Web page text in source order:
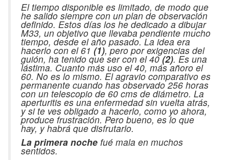
El tiempo disponible es limitado, de modo que
he salido siempre con un plan de observación
definido. Estos días los he dedicado a dibujar
M33, un objetivo que llevaba pendiente mucho
tiempo, desde el año pasado. La idea era
hacerlo con el 61 (1), pero por exigencias del
guión, ha tenido que ser con el 40(2). Es una
lástima. Cuanto más uso el 40, más añoro el
60. No es lo mismo. El agravio comparativo es
permanente cuando has observado 256 horas
con un telescopio de 60 cms de diámetro. La
aperturitis es una enfermedad sin vuelta atrás,
y si te ves obligado a hacerlo, como yo ahora,
produce frustración. Pero bueno, es lo que
hay, y habrá que disfrutarlo.
La primera noche fué mala en muchos
sentidos.